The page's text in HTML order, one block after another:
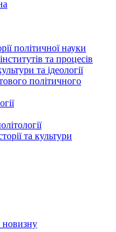
політичної науки
та процесів
та ідеології
політичного
та культури